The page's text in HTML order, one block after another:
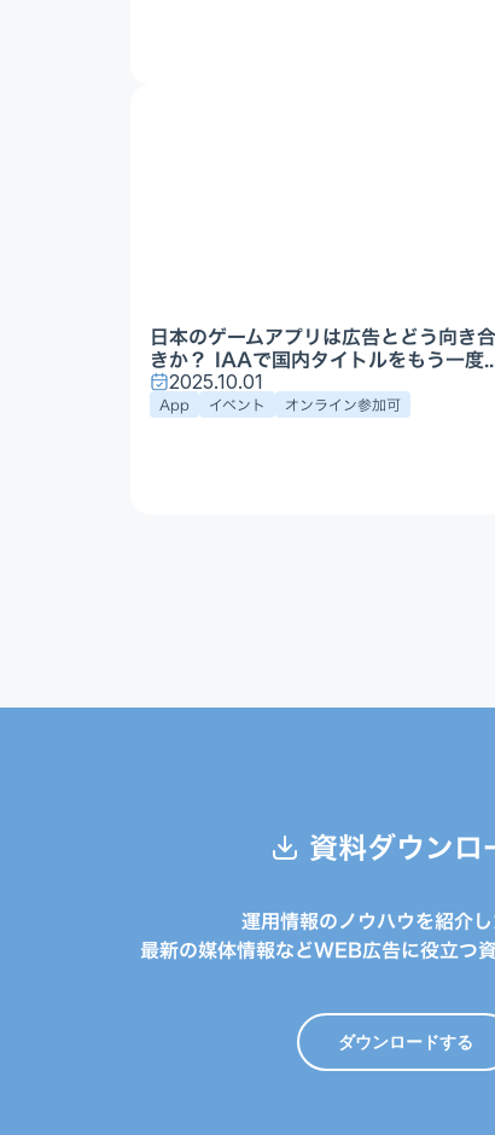
日本のゲームアプリは広告とどう向き
きか？ IAAで国内タイトルをもう一度
2025.10.01
App イベント オンライン参加可
資料ダウンロ
運用情報のノウハウを紹介し
最新の媒体情報などWEB広告に役立つ
ダウンロードする